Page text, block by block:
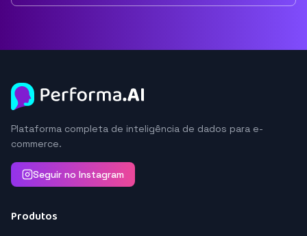
Plataforma completa de inteligência de dados para e-
commerce.
Seguir no Instagram
Produtos